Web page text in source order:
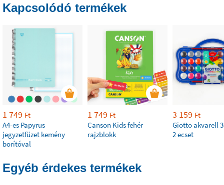
Kapcsolódó termékek
1 749 Ft
A4-es Papyrus
jegyzetfüzet kemény
borítóval
1 749 Ft
Canson Kids fehér
rajzblokk
3 159 Ft
Giotto akvarell
2 ecset
Egyéb érdekes termékek